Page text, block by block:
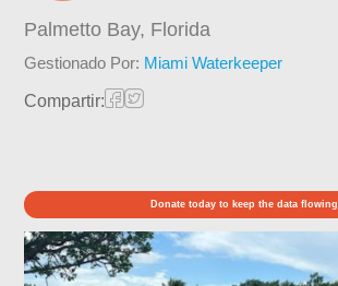
Palmetto Bay, Florida
Gestionado Por: Miami Waterkeeper
Compartir:
Donate today to keep the data flowing